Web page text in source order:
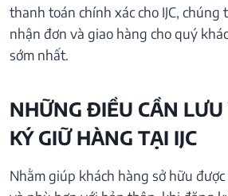
thanh toán chính xác cho IJC, chúng
nhận đơn và giao hàng cho quý
sớm nhất.
NHỮNG ĐIỀU CẦN
KÝ GIỮ HÀNG TẠI IJC
Nhằm giúp khách hàng sở hữu